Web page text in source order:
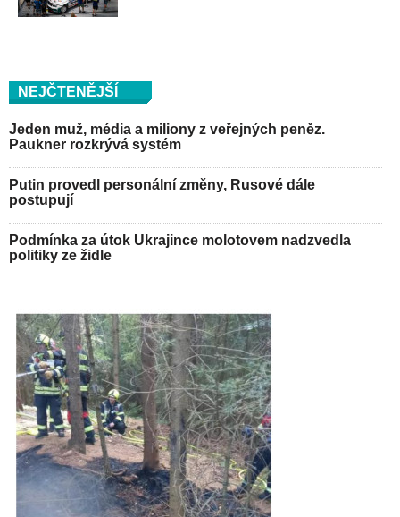
NEJČTENĚJŠÍ
Jeden muž, média a miliony z veřejných peněz.
Paukner rozkrývá systém
Putin provedl personální změny, Rusové dále
postupují
Podmínka za útok Ukrajince molotovem nadzvedla
politiky ze židle